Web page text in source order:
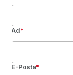
Ad*
E-Posta*